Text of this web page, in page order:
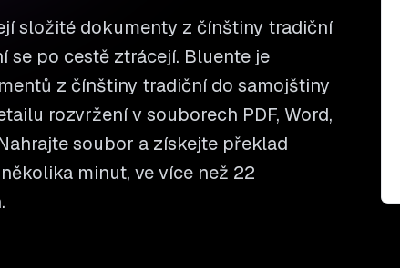
složité dokumenty z čínštiny tradiční
po cestě ztrácejí. Bluente je
z čínštiny tradiční do samojštiny
rozvržení v souborech PDF, Word,
soubor a získejte překlad
minut, ve více než 22